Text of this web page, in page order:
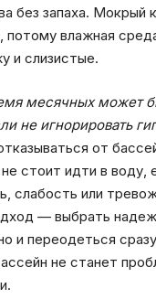
без запаха. Мокрый
потому влажная
и слизистые.
месячных может
не игнорировать
от
стоит идти в воду,
слабость или
— выбрать
и переодеться
не станет